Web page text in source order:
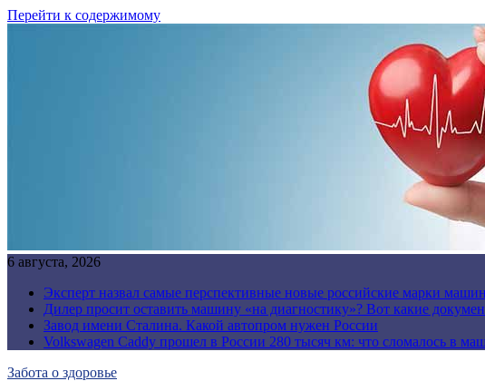
Перейти к содержимому
6 августа, 2026
Эксперт назвал самые перспективные новые российские марки машин
Дилер просит оставить машину «на диагностику»? Вот какие
Завод имени Сталина. Какой автопром нужен России
Volkswagen Caddy прошел в России 280 тысяч км: что сломалось в
Забота о здоровье